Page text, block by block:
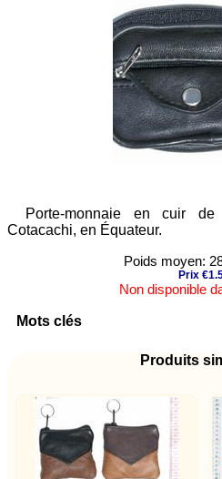
Porte-monnaie en cuir
Cotacachi, en Équateur.
Poids moyen:
Prix
Non disponible
Mots clés
Produits